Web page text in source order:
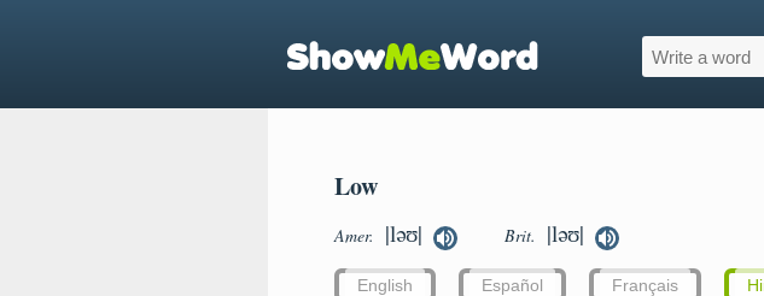
Low
Amer. |ləʊ| Brit. |ləʊ|
English Español Français